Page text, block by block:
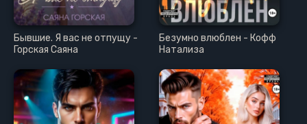
Бывшие. Я вас не отпущу -
Горская Саяна
Безумно влюблен - Кофф
Натализа